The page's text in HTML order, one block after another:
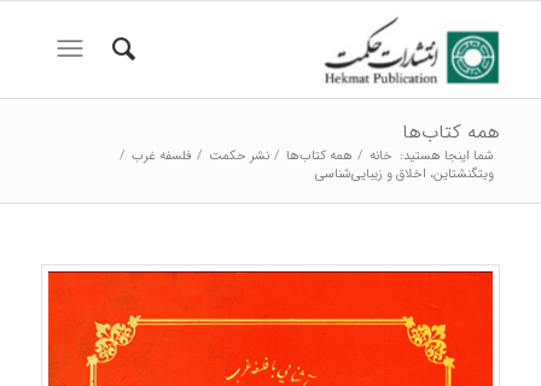
همه کتاب‌ها
شما اینجا هستید: خانه / همه کتاب‌ها / نشر حکمت / فلسفه غرب /
ویتگنشتاین، اخلاق و زیبایی‌شناسی